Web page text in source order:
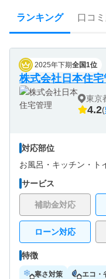
ランキング 口コ
2025年下期全国1位
株式会社日本住宅
東京
4.2(
対応部位
お風呂・ キッチン・ ト
サービス
補助金対応
ローン対応
特徴
寒さ対策 エコ・